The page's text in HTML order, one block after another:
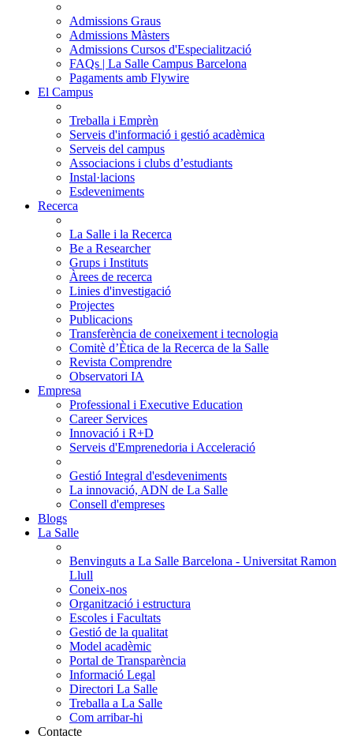
Admissions Graus
Admissions Màsters
Admissions Cursos d'Especialització
FAQs | La Salle Campus Barcelona
Pagaments amb Flywire
El Campus
Treballa i Emprèn
Serveis d'informació i gestió acadèmica
Serveis del campus
Associacions i clubs d’estudiants
Instal·lacions
Esdeveniments
Recerca
La Salle i la Recerca
Be a Researcher
Grups i Instituts
Àrees de recerca
Linies d'investigació
Projectes
Publicacions
Transferència de coneixement i tecnologia
Comitè d’Ètica de la Recerca de la Salle
Revista Comprendre
Observatori IA
Empresa
Professional i Executive Education
Career Services
Innovació i R+D
Serveis d'Emprenedoria i Acceleració
Gestió Integral d'esdeveniments
La innovació, ADN de La Salle
Consell d'empreses
Blogs
La Salle
Benvinguts a La Salle Barcelona - Universitat Ramon
Llull
Coneix-nos
Organització i estructura
Escoles i Facultats
Gestió de la qualitat
Model acadèmic
Portal de Transparència
Informació Legal
Directori La Salle
Treballa a La Salle
Com arribar-hi
Contacte